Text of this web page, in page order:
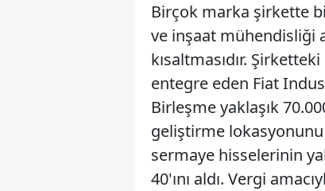
Birçok marka şirkette
ve inşaat mühendisliği
kısaltmasıdır.
entegre eden Fiat
Birleşme yaklaşık
geliştirme
sermaye hisselerinin
40'ını aldı. Vergi